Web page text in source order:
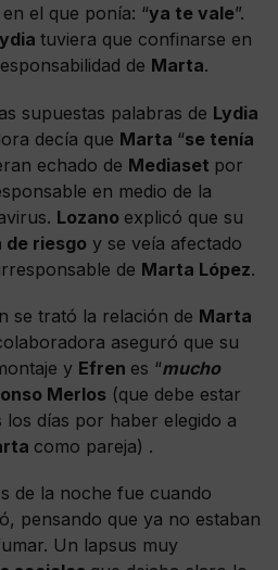
en el que ponía: “ya te vale”.
tuviera que confinarse en
de Marta.
supuestas palabras de Lydia
decía que Marta “se tenía
echado de Mediaset por
en medio de la
Lozano explicó que su
de riesgo y se veía afectado
de Marta López.
se trató la relación de Marta
aseguró que su
y Efren es “mucho
Merlos (que debe estar
los días por haber elegido a
como pareja) .
de la noche fue cuando
pensando que ya no estaban
Un lapsus muy